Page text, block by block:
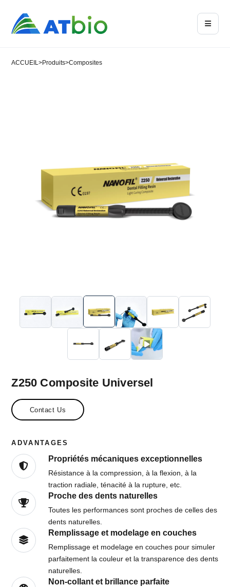
ACCUEIL>Produits>Composites
Z250 Composite Universel
Contact Us
ADVANTAGES
Propriétés mécaniques exceptionnelles
Résistance à la compression, à la flexion, à la
traction radiale, ténacité à la rupture, etc.
Proche des dents naturelles
Toutes les performances sont proches de celles des
dents naturelles.
Remplissage et modelage en couches
Remplissage et modelage en couches pour simuler
parfaitement la couleur et la transparence des dents
naturelles.
Non-collant et brillance parfaite